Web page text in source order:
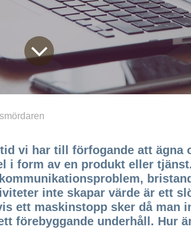
vi har till förfogande att ägna
i form av en produkt eller
inte skapar värde är ett
ett maskinstopp sker då man
förebyggande underhåll. Hur